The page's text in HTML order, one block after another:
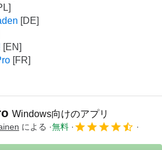
Windows向けのアプリ
による
無料